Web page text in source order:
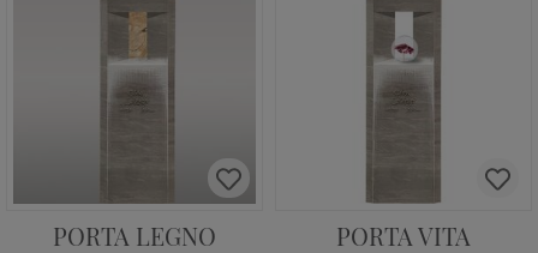
PORTA LEGNO PORTA VITA